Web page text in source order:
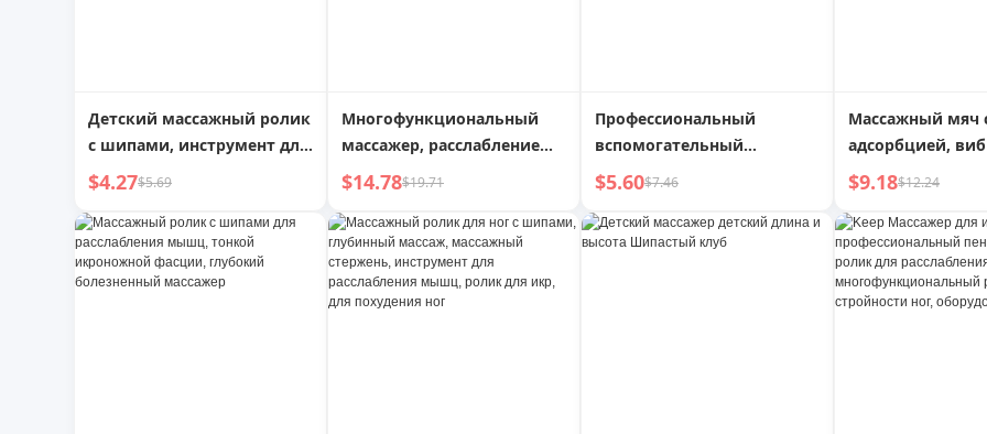
Детский массажный ролик
с шипами, инструмент для
расслабления мышц ног,
фасциальный стержень,
тонкие ноги, длинный
йога-ролик
$4.27$5.69
Многофункциональный
массажер, расслабление
мышц, устранение,
кольцевой зажим
$14.78$19.71
Профессиональный
вспомогательный
инструмент для танцев и
жима ногами, блок для
йоги
$5.60$7.46
Массажный мяч
адсорбцией,
горячим
$9.18$12.24